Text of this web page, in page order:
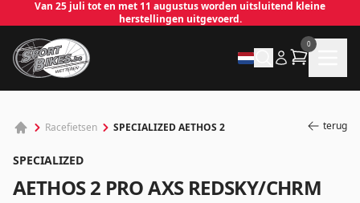
Van 25 juli tot en met 11 augustus worden uitsluitend kleine
herstellingen uitgevoerd.
0
Racefietsen SPECIALIZED AETHOS 2 terug
SPECIALIZED
AETHOS 2 PRO AXS REDSKY/CHRM